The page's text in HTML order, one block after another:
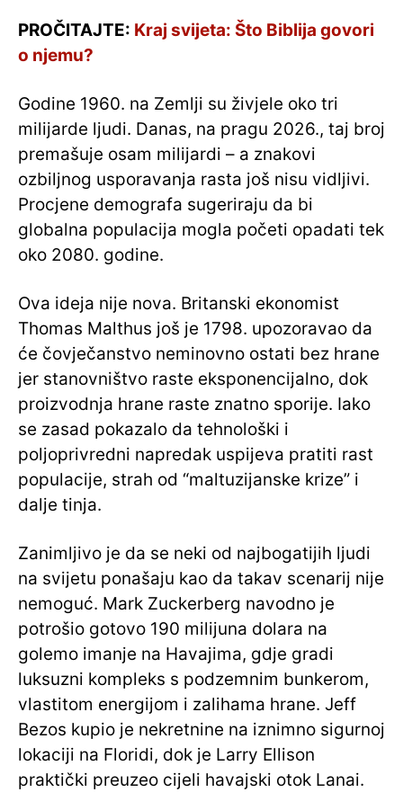
PROČITAJTE: Kraj svijeta: Što Biblija govori
o njemu?
Godine 1960. na Zemlji su živjele oko tri
milijarde ljudi. Danas, na pragu 2026., taj broj
premašuje osam milijardi – a znakovi
ozbiljnog usporavanja rasta još nisu vidljivi.
Procjene demografa sugeriraju da bi
globalna populacija mogla početi opadati tek
oko 2080. godine.
Ova ideja nije nova. Britanski ekonomist
Thomas Malthus još je 1798. upozoravao da
će čovječanstvo neminovno ostati bez hrane
jer stanovništvo raste eksponencijalno, dok
proizvodnja hrane raste znatno sporije. Iako
se zasad pokazalo da tehnološki i
poljoprivredni napredak uspijeva pratiti rast
populacije, strah od “maltuzijanske krize” i
dalje tinja.
Zanimljivo je da se neki od najbogatijih ljudi
na svijetu ponašaju kao da takav scenarij nije
nemoguć. Mark Zuckerberg navodno je
potrošio gotovo 190 milijuna dolara na
golemo imanje na Havajima, gdje gradi
luksuzni kompleks s podzemnim bunkerom,
vlastitom energijom i zalihama hrane. Jeff
Bezos kupio je nekretnine na iznimno sigurnoj
lokaciji na Floridi, dok je Larry Ellison
praktički preuzeo cijeli havajski otok Lanai.